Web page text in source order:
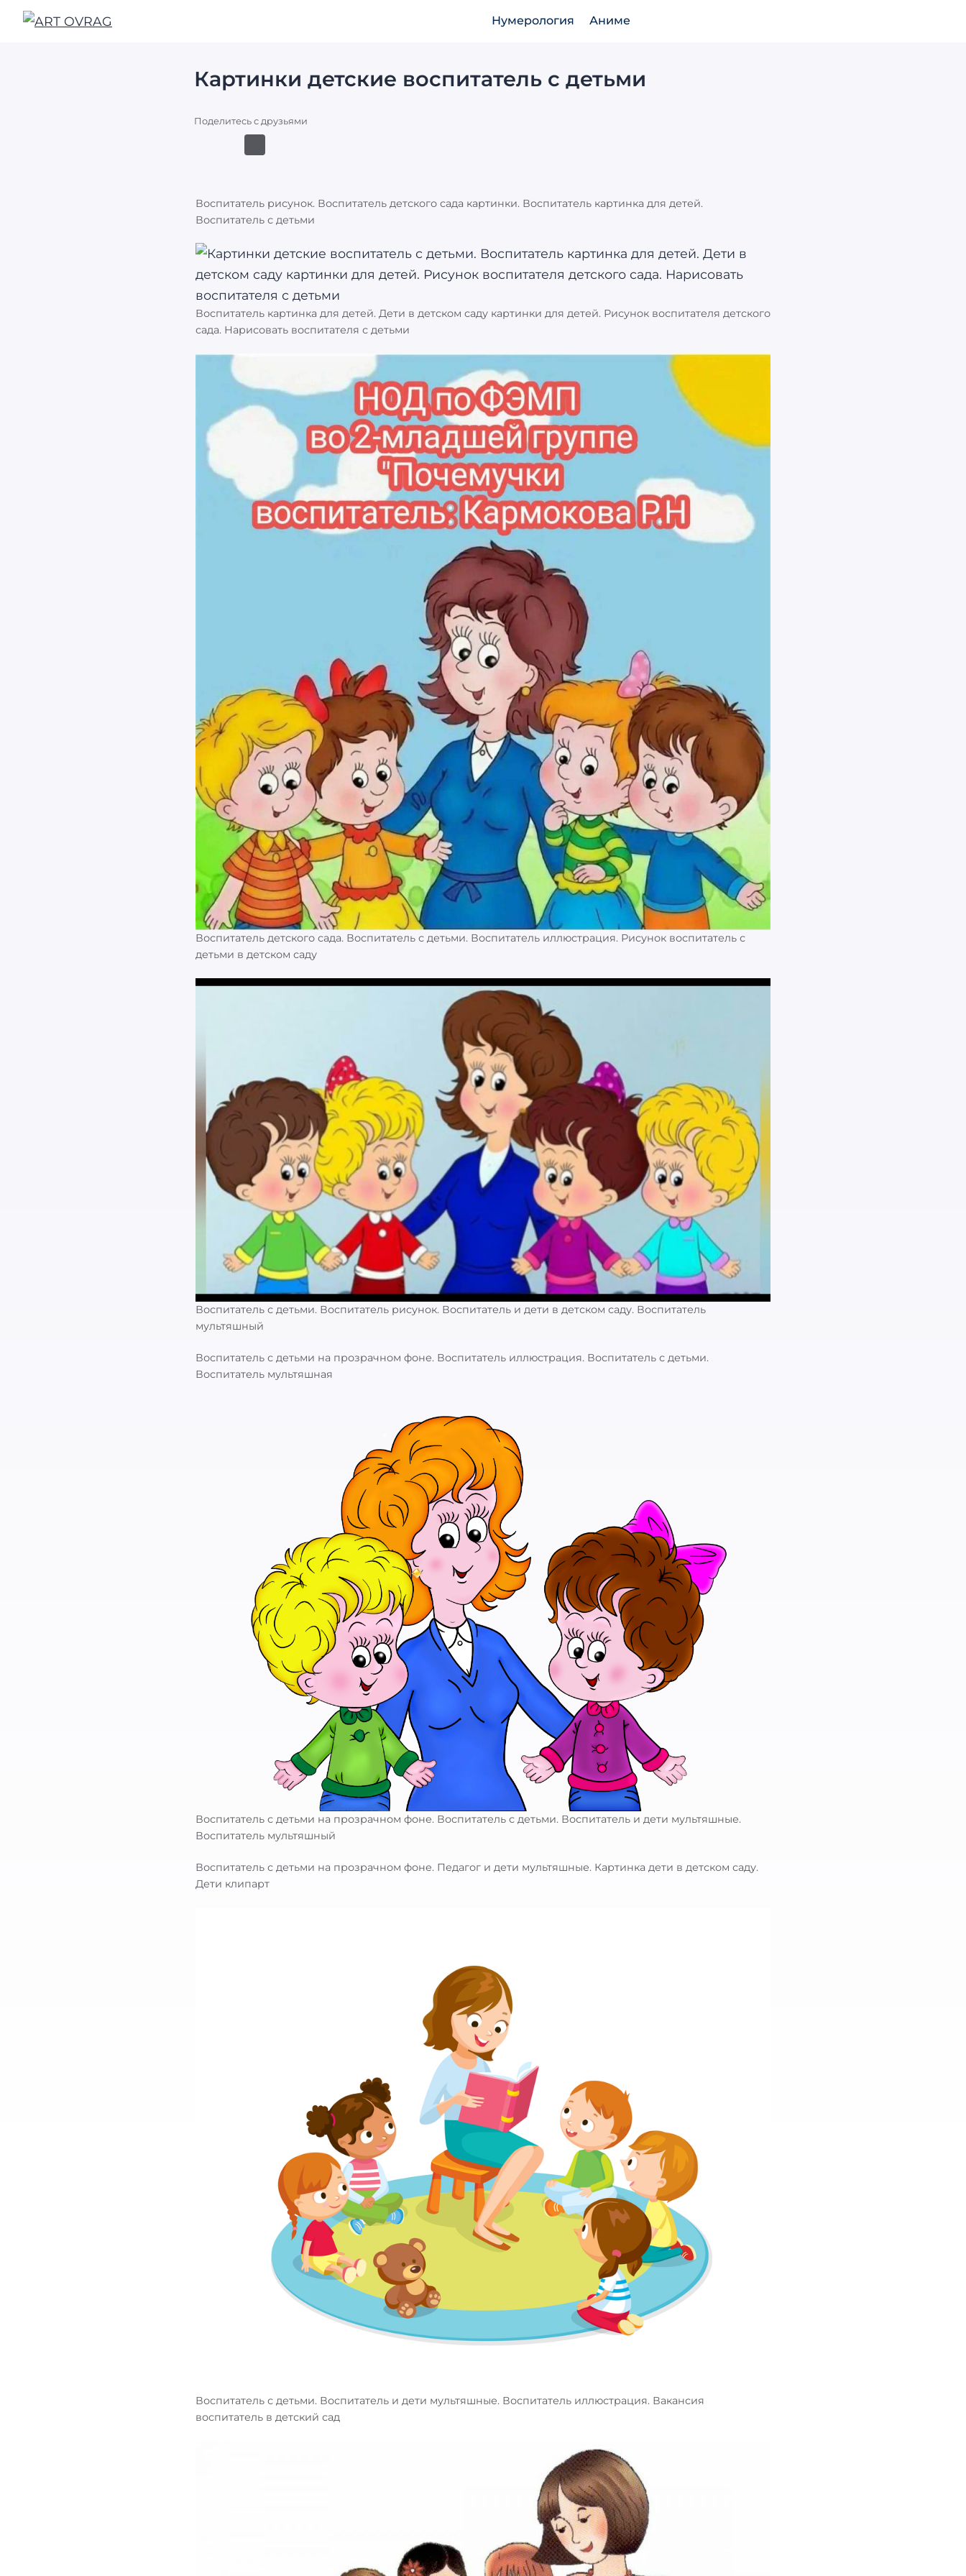
Нумерология Аниме
Картинки детские воспитатель с детьми
Поделитесь с друзьями
Воспитатель рисунок. Воспитатель детского сада картинки. Воспитатель картинка для детей.
Воспитатель с детьми
Воспитатель картинка для детей. Дети в детском саду картинки для детей. Рисунок воспитателя детского
сада. Нарисовать воспитателя с детьми
Воспитатель детского сада. Воспитатель с детьми. Воспитатель иллюстрация. Рисунок воспитатель с
детьми в детском саду
Воспитатель с детьми. Воспитатель рисунок. Воспитатель и дети в детском саду. Воспитатель
мультяшный
Воспитатель с детьми на прозрачном фоне. Воспитатель иллюстрация. Воспитатель с детьми.
Воспитатель мультяшная
Воспитатель с детьми на прозрачном фоне. Воспитатель с детьми. Воспитатель и дети мультяшные.
Воспитатель мультяшный
Воспитатель с детьми на прозрачном фоне. Педагог и дети мультяшные. Картинка дети в детском саду.
Дети клипарт
Воспитатель с детьми. Воспитатель и дети мультяшные. Воспитатель иллюстрация. Вакансия
воспитатель в детский сад
Найти: